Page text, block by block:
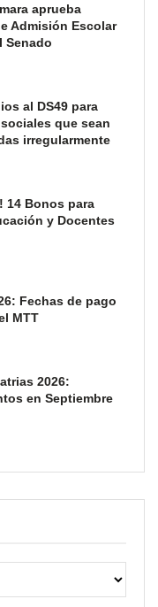
aprueba
Admisión Escolar
Senado
al DS49 para
que sean
irregularmente
14 Bonos para
y Docentes
Fechas de pago
MTT
2026:
en Septiembre